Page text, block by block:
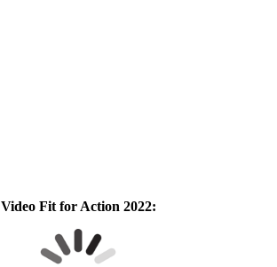
Video Fit for Action 2022: